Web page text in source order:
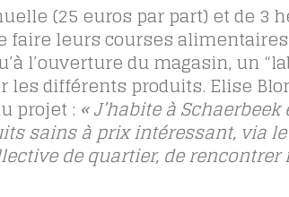
(25 euros par part) et de 3
faire leurs courses
l’ouverture du magasin, un
différents produits. Elise
projet : « J’habite à
sains à prix intéressant, via
de quartier, de